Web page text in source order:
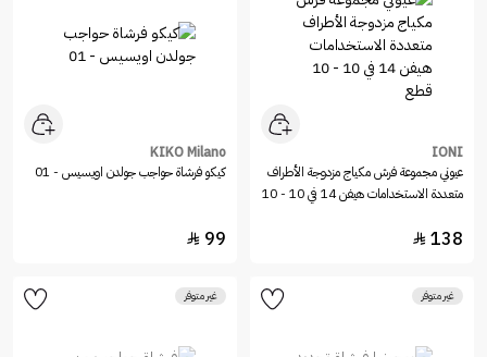
IONI
عيوني مجموعة فرش مكياج مزدوجة الأطراف
متعددة الاستخدامات هيفن 14 في 10 - 10
138

KIKO Milano
كيكو فرشاة حواجب جولدن اويسيس - 01
99

غير متوفر غير متوفر